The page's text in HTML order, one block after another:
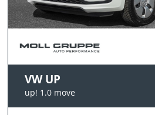
VW UP
up! 1.0 move